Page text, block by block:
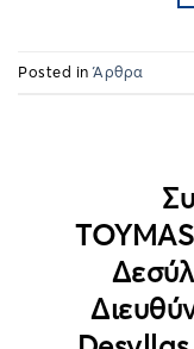
Posted inΆρθρα